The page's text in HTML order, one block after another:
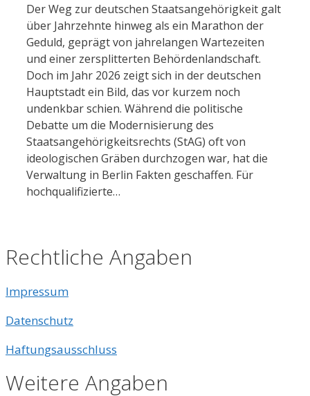
Der Weg zur deutschen Staatsangehörigkeit galt
über Jahrzehnte hinweg als ein Marathon der
Geduld, geprägt von jahrelangen Wartezeiten
und einer zersplitterten Behördenlandschaft.
Doch im Jahr 2026 zeigt sich in der deutschen
Hauptstadt ein Bild, das vor kurzem noch
undenkbar schien. Während die politische
Debatte um die Modernisierung des
Staatsangehörigkeitsrechts (StAG) oft von
ideologischen Gräben durchzogen war, hat die
Verwaltung in Berlin Fakten geschaffen. Für
hochqualifizierte…
Rechtliche Angaben
Impressum
Datenschutz
Haftungsausschluss
Weitere Angaben